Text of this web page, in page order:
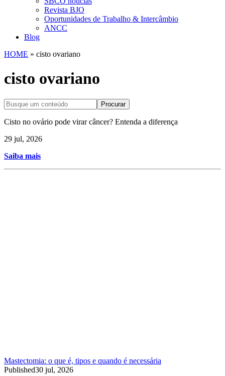
Revista BJO
Oportunidades de Trabalho & Intercâmbio
ANCC
Blog
HOME » cisto ovariano
cisto ovariano
Procurar
Cisto no ovário pode virar câncer? Entenda a diferença
29 jul, 2026
Saiba mais
Mastectomia: o que é, tipos e quando é necessária
Published30 jul, 2026